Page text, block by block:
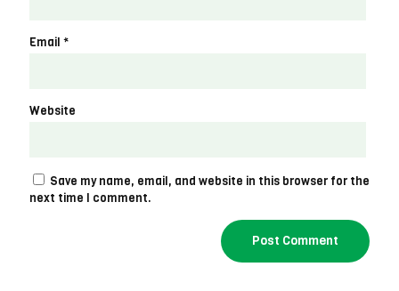
Email *
Website
Save my name, email, and website in this browser for the
next time I comment.